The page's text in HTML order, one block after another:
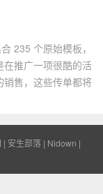
235 个原始模板，
推广一项很酷的活
售，这些传单都将
| 安生部落 | Nidown |